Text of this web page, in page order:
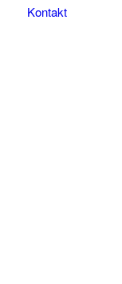
Kontakt